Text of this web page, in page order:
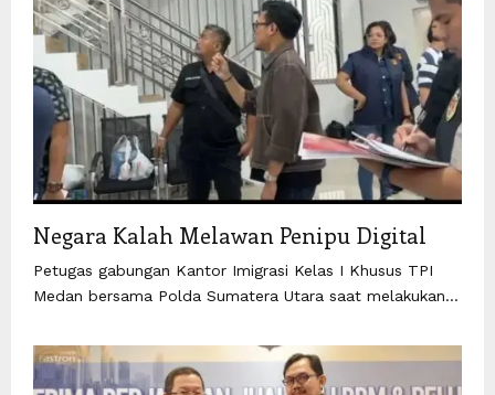
Negara Kalah Melawan Penipu Digital
Petugas gabungan Kantor Imigrasi Kelas I Khusus TPI
Medan bersama Polda Sumatera Utara saat melakukan...